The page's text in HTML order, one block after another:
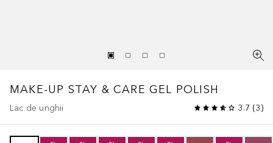
MAKE-UP STAY & CARE GEL POLISH
Lac de unghii 3.7 (3)